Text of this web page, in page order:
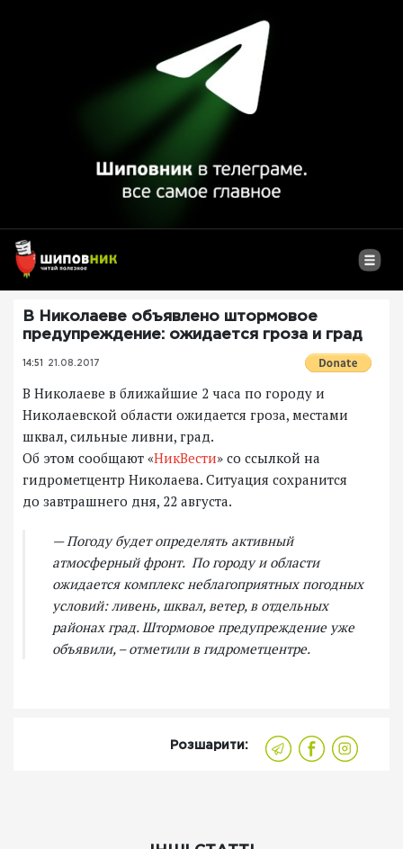
В Николаеве объявлено штормовое
предупреждение: ожидается гроза и град
14:51 21.08.2017
В Николаеве в ближайшие 2 часа по городу и
Николаевской области ожидается гроза, местами
шквал, сильные ливни, град.
Об этом сообщают «НикВести» со ссылкой на
гидрометцентр Николаева. Ситуация сохранится
до завтрашнего дня, 22 августа.
— Погоду будет определять активный
атмосферный фронт. По городу и области
ожидается комплекс неблагоприятных погодных
условий: ливень, шквал, ветер, в отдельных
районах град. Штормовое предупреждение уже
объявили, – отметили в гидрометцентре.
Розшарити: